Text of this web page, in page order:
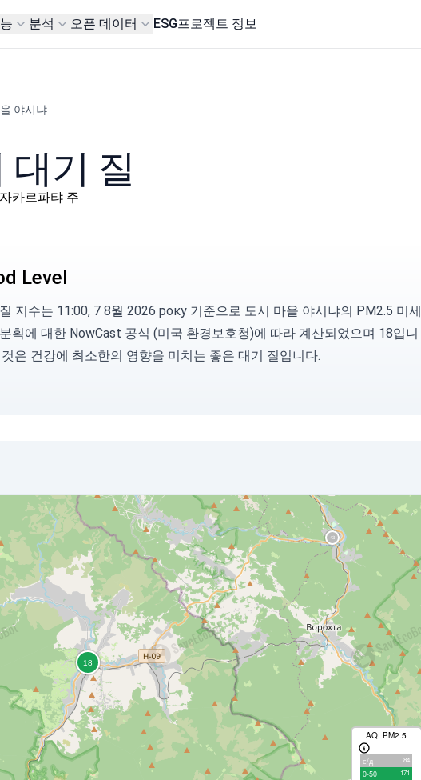
분석 오픈 데이터 ESG프로젝트 정보
야시냐
대기 질
카르파탸 주
Level
지수는 11:00, 7 8월 2026 року 기준으로 도시 마을 야시냐의 PM2.5 미세
획에 대한 NowCast 공식 (미국 환경보호청)에 따라 계산되었으며 18입니
것은 건강에 최소한의 영향을 미치는 좋은 대기 질입니다.
AQI PM2.5
с/д 84
0-50 171